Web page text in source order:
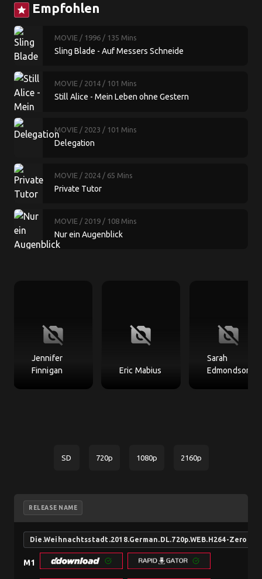
star Empfohlen
MOVIE / 1996 / 135 Mins
Sling Blade - Auf Messers Schneide
MOVIE / 2014 / 101 Mins
Still Alice - Mein Leben ohne Gestern
MOVIE / 2023 / 101 Mins
Delegation
MOVIE / 2024 / 65 Mins
Private Tutor
MOVIE / 2019 / 108 Mins
Nur ein Augenblick
no_photography
Jennifer
Finnigan
no_photography
Eric Mabius
no_photography
Sarah
Edmondson
SD 720p 1080p 2160p
RELEASE NAME
Die.Weihnachtsstadt.2018.German.DL.720p.WEB.H264-ZeroTwo
M1